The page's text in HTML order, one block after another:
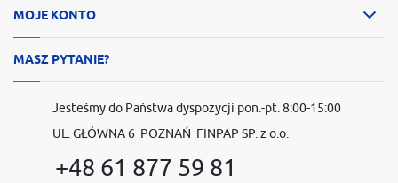
MOJE KONTO
MASZ PYTANIE?
Jesteśmy do Państwa dyspozycji pon.-pt. 8:00-15:00
UL. GŁÓWNA 6 POZNAŃ FINPAP SP. z o.o.
+48 61 877 59 81